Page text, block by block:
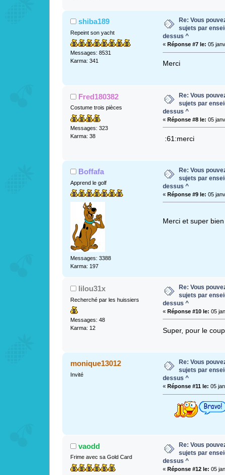
shiba189
Repeint son yacht
Messages: 8531
Karma: 341
Re: Vous
sujets par
dessus ^
« Réponse #7 le: 05
Merci
Fred180382
Costume trois pièces
Messages: 323
Karma: 38
Re: Vous
sujets par
dessus ^
« Réponse #8 le: 05
:61:merci
Boffafa
Apprend le golf
Messages: 3388
Karma: 197
Re: Vous
sujets par
dessus ^
« Réponse #9 le: 05
Merci et super
lilou31x
Recherché par les huissiers
Messages: 48
Karma: 12
Re: Vous
sujets par
dessus ^
« Réponse #10 le: 05
Super, pour le
monique13012
Invité
Re: Vous
sujets par
dessus ^
« Réponse #11 le: 05
vaodd
Frime avec sa Gold Card
Re: Vous
sujets par
dessus ^
« Réponse #12 le: 05